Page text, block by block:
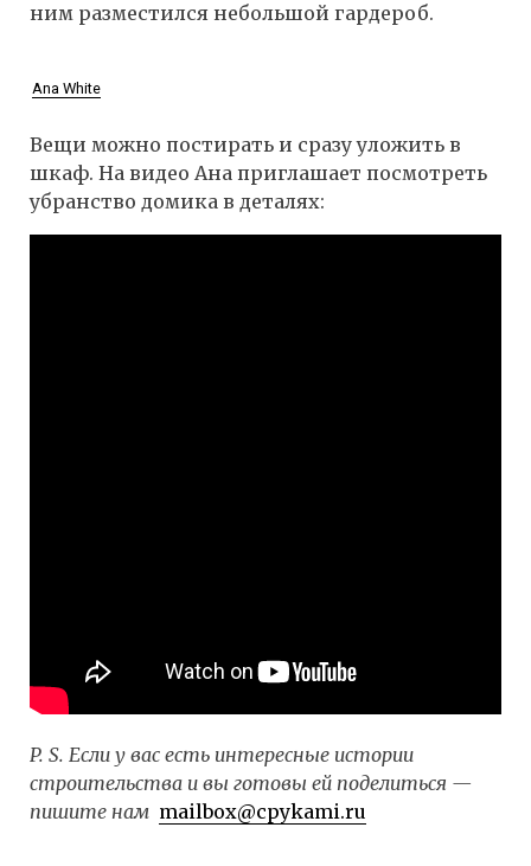
ним разместился небольшой гардероб.
Ana White
Вещи можно постирать и сразу уложить в
шкаф. На видео Ана приглашает посмотреть
убранство домика в деталях:
P. S. Если у вас есть интересные истории
строительства и вы готовы ей поделиться —
пишите нам mailbox@cpykami.ru